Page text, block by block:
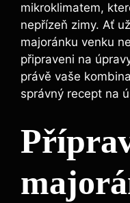
mikroklimatem,
nepřízeň zimy. Ať
majoránku venku
připraveni na
právě vaše
správný recept na